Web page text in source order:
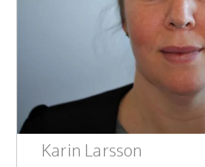
Karin Larsson